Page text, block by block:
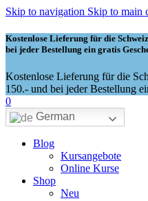
Skip to navigation Skip to main
Kostenlose Lieferung für die
bei jeder Bestellung ein gratis
Kostenlose Lieferung für die
150.- und bei jeder Bestellung
0
German
Blog
Kursangebote
Online Kurse
Shop
Neu